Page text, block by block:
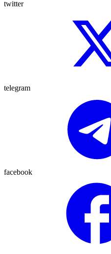
twitter
telegram
facebook